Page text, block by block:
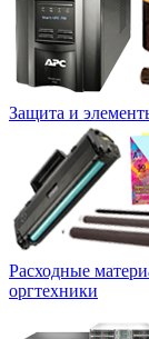
Защита и
Расходные
оргтехники